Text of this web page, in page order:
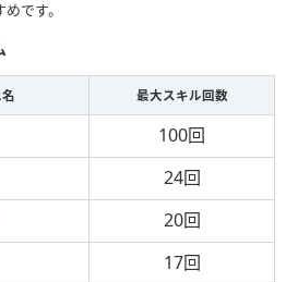
です。
最大スキル回数
100回
24回
20回
17回